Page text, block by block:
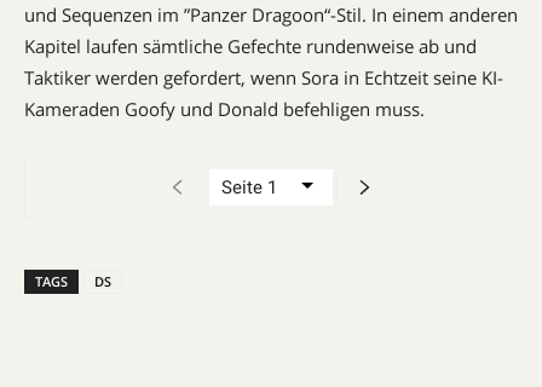
und Sequenzen im ”Panzer Dragoon“-Stil. In einem anderen
Kapitel laufen sämtliche Gefechte rundenweise ab und
Taktiker werden gefordert, wenn Sora in Echtzeit seine KI-
Kameraden Goofy und Donald befehligen muss.
TAGS DS